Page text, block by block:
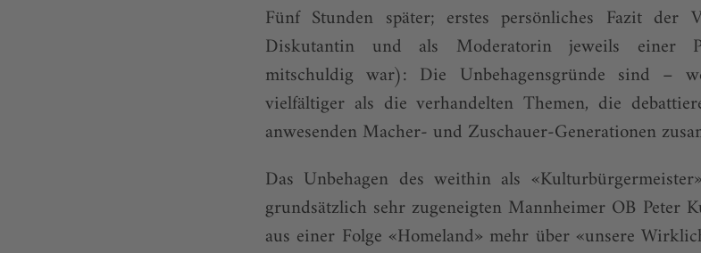
Fünf Stunden später; erstes persönliches Fazit der
Diskutantin und als Moderatorin jeweils einer
mitschuldig war): Die Unbehagensgründe sind –
vielfältiger als die verhandelten Themen, die
anwesenden Macher- und Zuschauer-Generationen
Das Unbehagen des weithin als
grundsätzlich sehr zugeneigten Mannheimer OB Peter
aus einer Folge «Homeland» mehr über «unsere